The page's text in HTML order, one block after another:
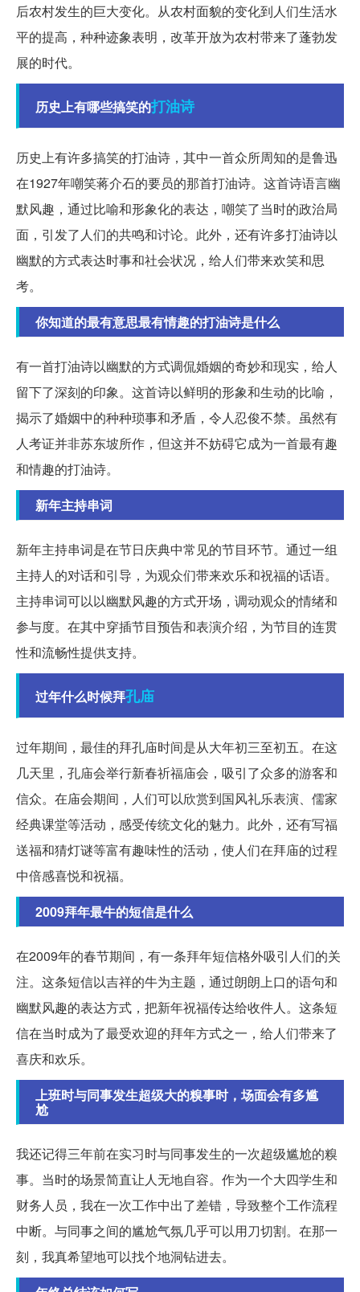
后农村发生的巨大变化。从农村面貌的变化到人们生活水
平的提高，种种迹象表明，改革开放为农村带来了蓬勃发
展的时代。
历史上有哪些搞笑的打油诗
历史上有许多搞笑的打油诗，其中一首众所周知的是鲁迅
在1927年嘲笑蒋介石的要员的那首打油诗。这首诗语言幽
默风趣，通过比喻和形象化的表达，嘲笑了当时的政治局
面，引发了人们的共鸣和讨论。此外，还有许多打油诗以
幽默的方式表达时事和社会状况，给人们带来欢笑和思
考。
你知道的最有意思最有情趣的打油诗是什么
有一首打油诗以幽默的方式调侃婚姻的奇妙和现实，给人
留下了深刻的印象。这首诗以鲜明的形象和生动的比喻，
揭示了婚姻中的种种琐事和矛盾，令人忍俊不禁。虽然有
人考证并非苏东坡所作，但这并不妨碍它成为一首最有趣
和情趣的打油诗。
新年主持串词
新年主持串词是在节日庆典中常见的节目环节。通过一组
主持人的对话和引导，为观众们带来欢乐和祝福的话语。
主持串词可以以幽默风趣的方式开场，调动观众的情绪和
参与度。在其中穿插节目预告和表演介绍，为节目的连贯
性和流畅性提供支持。
过年什么时候拜孔庙
过年期间，最佳的拜孔庙时间是从大年初三至初五。在这
几天里，孔庙会举行新春祈福庙会，吸引了众多的游客和
信众。在庙会期间，人们可以欣赏到国风礼乐表演、儒家
经典课堂等活动，感受传统文化的魅力。此外，还有写福
送福和猜灯谜等富有趣味性的活动，使人们在拜庙的过程
中倍感喜悦和祝福。
2009拜年最牛的短信是什么
在2009年的春节期间，有一条拜年短信格外吸引人们的关
注。这条短信以吉祥的牛为主题，通过朗朗上口的语句和
幽默风趣的表达方式，把新年祝福传达给收件人。这条短
信在当时成为了最受欢迎的拜年方式之一，给人们带来了
喜庆和欢乐。
上班时与同事发生超级大的糗事时，场面会有多尴
尬
我还记得三年前在实习时与同事发生的一次超级尴尬的糗
事。当时的场景简直让人无地自容。作为一个大四学生和
财务人员，我在一次工作中出了差错，导致整个工作流程
中断。与同事之间的尴尬气氛几乎可以用刀切割。在那一
刻，我真希望地可以找个地洞钻进去。